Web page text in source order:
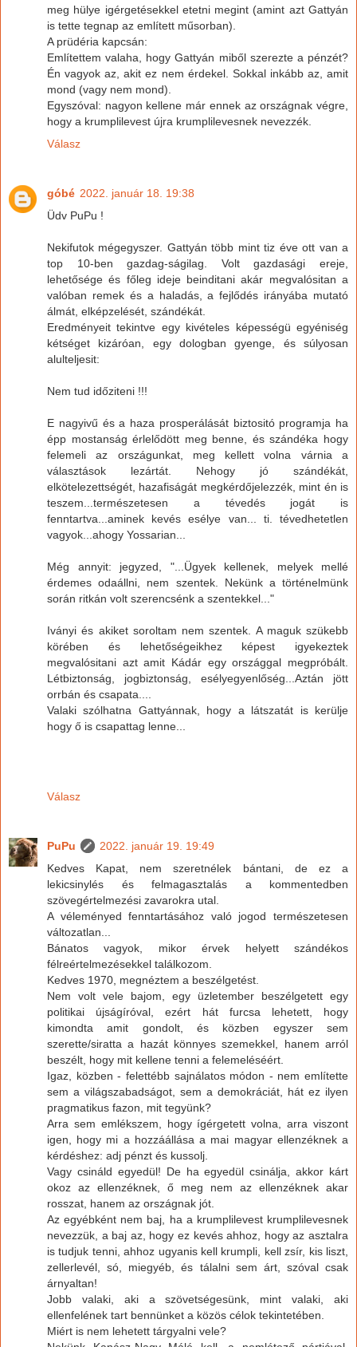
meg hülye igérgetésekkel etetni megint (amint azt Gattyán
is tette tegnap az említett műsorban).
A prüdéria kapcsán:
Említettem valaha, hogy Gattyán miből szerezte a pénzét?
Én vagyok az, akit ez nem érdekel. Sokkal inkább az, amit
mond (vagy nem mond).
Egyszóval: nagyon kellene már ennek az országnak végre,
hogy a krumplilevest újra krumplilevesnek nevezzék.
Válasz
góbé 2022. január 18. 19:38
Üdv PuPu !
Nekifutok mégegyszer. Gattyán több mint tiz éve ott van a
top 10-ben gazdag-ságilag. Volt gazdasági ereje,
lehetősége és főleg ideje beinditani akár megvalósitan a
valóban remek és a haladás, a fejlődés irányába mutató
álmát, elképzelését, szándékát.
Eredményeit tekintve egy kivételes képességü egyéniség
kétséget kizáróan, egy dologban gyenge, és súlyosan
alulteljesit:
Nem tud időziteni !!!
E nagyivű és a haza prosperálását biztositó programja ha
épp mostanság érlelődött meg benne, és szándéka hogy
felemeli az országunkat, meg kellett volna várnia a
választások lezártát. Nehogy jó szándékát,
elkötelezettségét, hazafiságát megkérdőjelezzék, mint én is
teszem...természetesen a tévedés jogát is
fenntartva...aminek kevés esélye van... ti. tévedhetetlen
vagyok...ahogy Yossarian...
Még annyit: jegyzed, "...Ügyek kellenek, melyek mellé
érdemes odaállni, nem szentek. Nekünk a történelmünk
során ritkán volt szerencsénk a szentekkel..."
Iványi és akiket soroltam nem szentek. A maguk szükebb
körében és lehetőségeikhez képest igyekeztek
megvalósitani azt amit Kádár egy országgal megpróbált.
Létbiztonság, jogbiztonság, esélyegyenlőség...Aztán jött
orrbán és csapata....
Valaki szólhatna Gattyánnak, hogy a látszatát is kerülje
hogy ő is csapattag lenne...
Válasz
PuPu
2022. január 19. 19:49
Kedves Kapat, nem szeretnélek bántani, de ez a
lekicsinylés és felmagasztalás a kommentedben
szövegértelmezési zavarokra utal.
A véleményed fenntartásához való jogod természetesen
változatlan...
Bánatos vagyok, mikor érvek helyett szándékos
félreértelmezésekkel találkozom.
Kedves 1970, megnéztem a beszélgetést.
Nem volt vele bajom, egy üzletember beszélgetett egy
politikai újságíróval, ezért hát furcsa lehetett, hogy
kimondta amit gondolt, és közben egyszer sem
szerette/siratta a hazát könnyes szemekkel, hanem arról
beszélt, hogy mit kellene tenni a felemeléséért.
Igaz, közben - felettébb sajnálatos módon - nem említette
sem a világszabadságot, sem a demokráciát, hát ez ilyen
pragmatikus fazon, mit tegyünk?
Arra sem emlékszem, hogy ígérgetett volna, arra viszont
igen, hogy mi a hozzáállása a mai magyar ellenzéknek a
kérdéshez: adj pénzt és kussolj.
Vagy csináld egyedül! De ha egyedül csinálja, akkor kárt
okoz az ellenzéknek, ő meg nem az ellenzéknek akar
rosszat, hanem az országnak jót.
Az egyébként nem baj, ha a krumplilevest krumplilevesnek
nevezzük, a baj az, hogy ez kevés ahhoz, hogy az asztalra
is tudjuk tenni, ahhoz ugyanis kell krumpli, kell zsír, kis liszt,
zellerlevél, só, miegyéb, és tálalni sem árt, szóval csak
árnyaltan!
Jobb valaki, aki a szövetségesünk, mint valaki, aki
ellenfelének tart bennünket a közös célok tekintetében.
Miért is nem lehetett tárgyalni vele?